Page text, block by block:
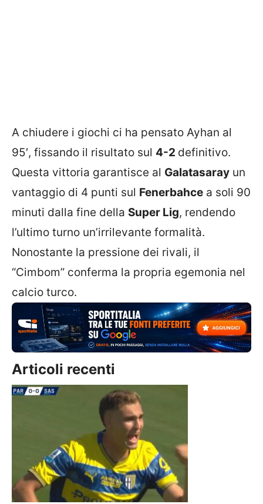
A chiudere i giochi ci ha pensato Ayhan al
95′, fissando il risultato sul 4-2 definitivo.
Questa vittoria garantisce al Galatasaray un
vantaggio di 4 punti sul Fenerbahce a soli 90
minuti dalla fine della Super Lig, rendendo
l’ultimo turno un’irrilevante formalità.
Nonostante la pressione dei rivali, il
“Cimbom” conferma la propria egemonia nel
calcio turco.
Articoli recenti